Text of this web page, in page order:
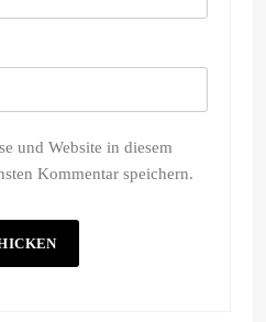
und Website in diesem
Kommentar speichern.